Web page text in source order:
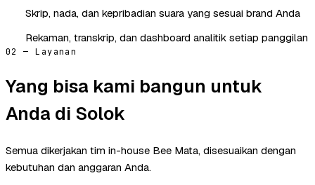
Skrip, nada, dan kepribadian suara yang sesuai brand Anda
Rekaman, transkrip, dan dashboard analitik setiap panggilan
02 — Layanan
Yang bisa kami bangun untuk
Anda di Solok
Semua dikerjakan tim in-house Bee Mata, disesuaikan dengan
kebutuhan dan anggaran Anda.